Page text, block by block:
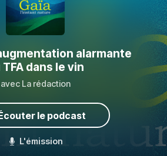
alarmante
TFA dans le vin
avec La rédaction
le podcast
L'émission